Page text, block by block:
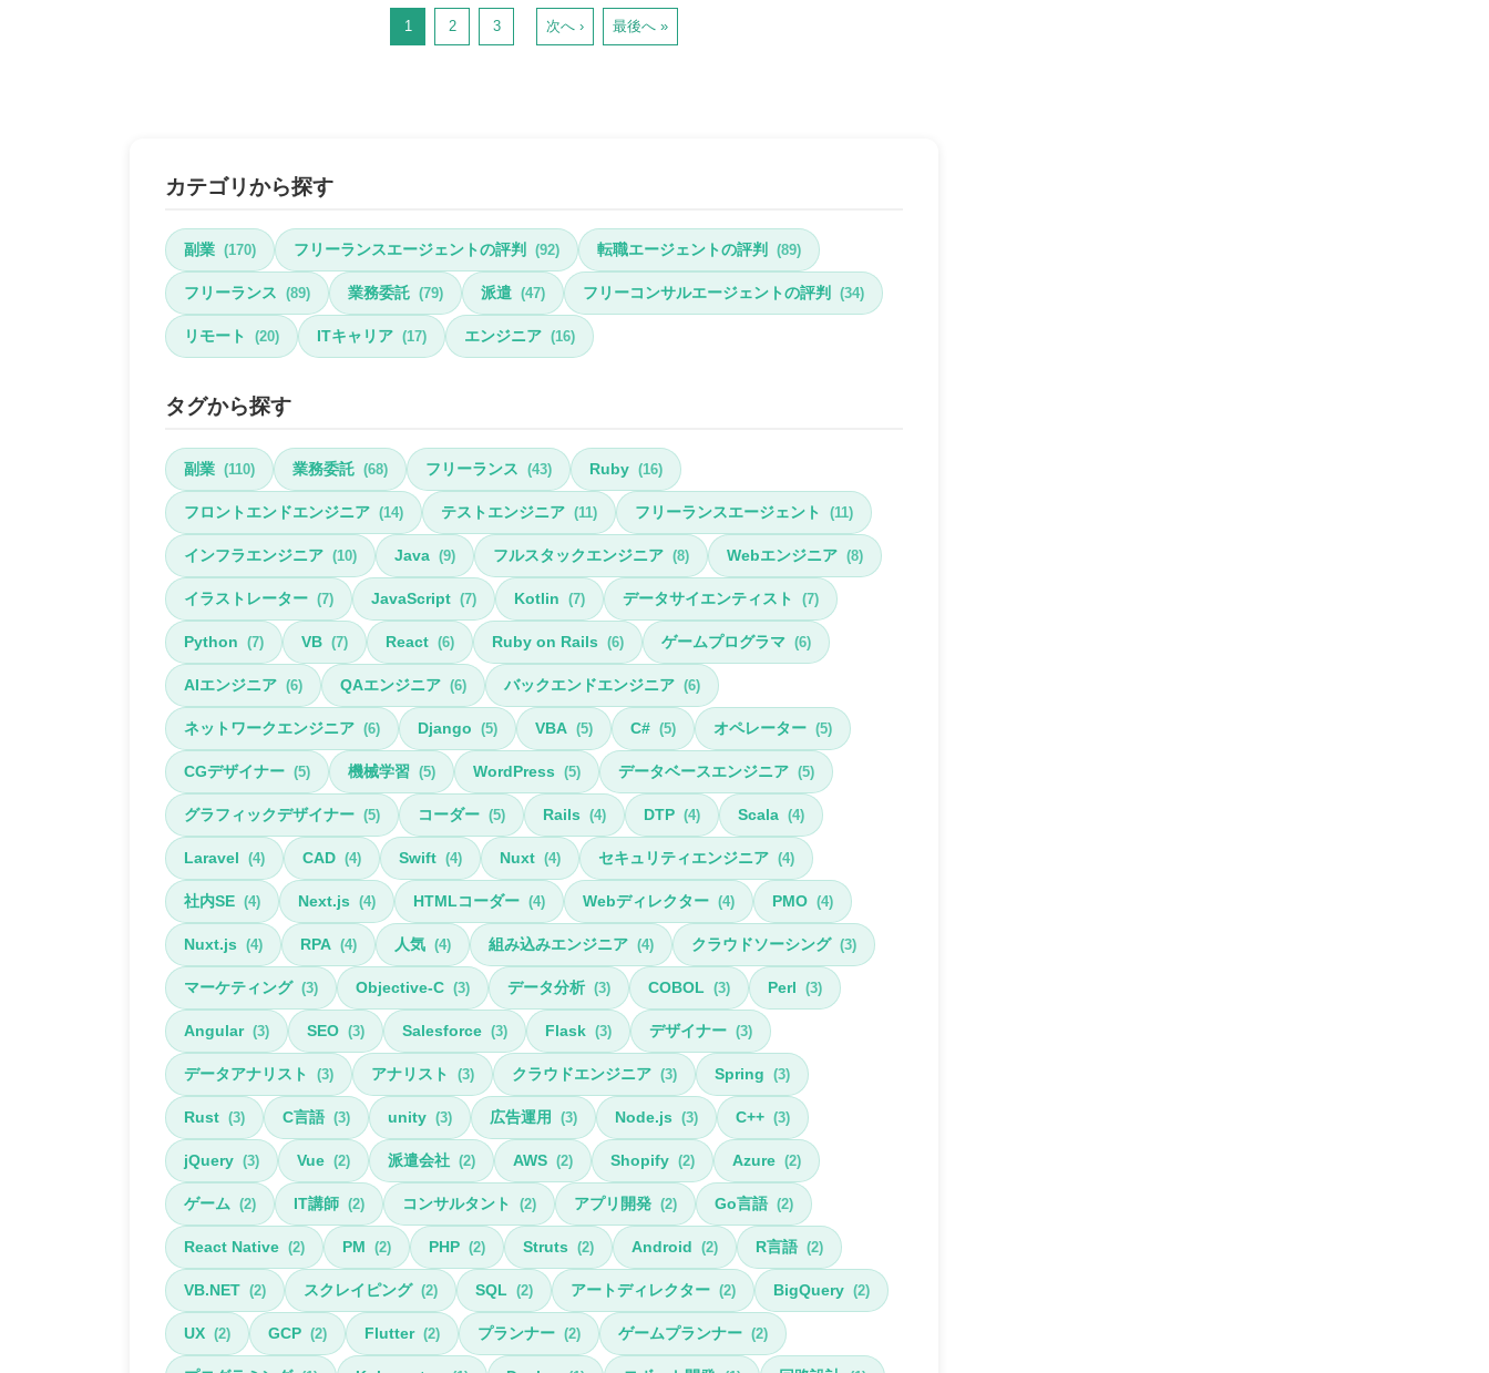
1 2 3 次へ › 最後へ »
カテゴリから探す
副業 (170) フリーランスエージェントの評判 (92) 転職エージェントの評判 (89)
フリーランス (89) 業務委託 (79) 派遣 (47) フリーコンサルエージェントの評判 (34)
リモート (20) ITキャリア (17) エンジニア (16)
タグから探す
副業 (110) 業務委託 (68) フリーランス (43) Ruby (16)
フロントエンドエンジニア (14) テストエンジニア (11) フリーランスエージェント (11)
インフラエンジニア (10) Java (9) フルスタックエンジニア (8) Webエンジニア (8)
イラストレーター (7) JavaScript (7) Kotlin (7) データサイエンティスト (7)
Python (7) VB (7) React (6) Ruby on Rails (6) ゲームプログラマ (6)
AIエンジニア (6) QAエンジニア (6) バックエンドエンジニア (6)
ネットワークエンジニア (6) Django (5) VBA (5) C# (5) オペレーター (5)
CGデザイナー (5) 機械学習 (5) WordPress (5) データベースエンジニア (5)
グラフィックデザイナー (5) コーダー (5) Rails (4) DTP (4) Scala (4)
Laravel (4) CAD (4) Swift (4) Nuxt (4) セキュリティエンジニア (4)
社内SE (4) Next.js (4) HTMLコーダー (4) Webディレクター (4) PMO (4)
Nuxt.js (4) RPA (4) 人気 (4) 組み込みエンジニア (4) クラウドソーシング (3)
マーケティング (3) Objective-C (3) データ分析 (3) COBOL (3) Perl (3)
Angular (3) SEO (3) Salesforce (3) Flask (3) デザイナー (3)
データアナリスト (3) アナリスト (3) クラウドエンジニア (3) Spring (3)
Rust (3) C言語 (3) unity (3) 広告運用 (3) Node.js (3) C++ (3)
jQuery (3) Vue (2) 派遣会社 (2) AWS (2) Shopify (2) Azure (2)
ゲーム (2) IT講師 (2) コンサルタント (2) アプリ開発 (2) Go言語 (2)
React Native (2) PM (2) PHP (2) Struts (2) Android (2) R言語 (2)
VB.NET (2) スクレイピング (2) SQL (2) アートディレクター (2) BigQuery (2)
UX (2) GCP (2) Flutter (2) プランナー (2) ゲームプランナー (2)